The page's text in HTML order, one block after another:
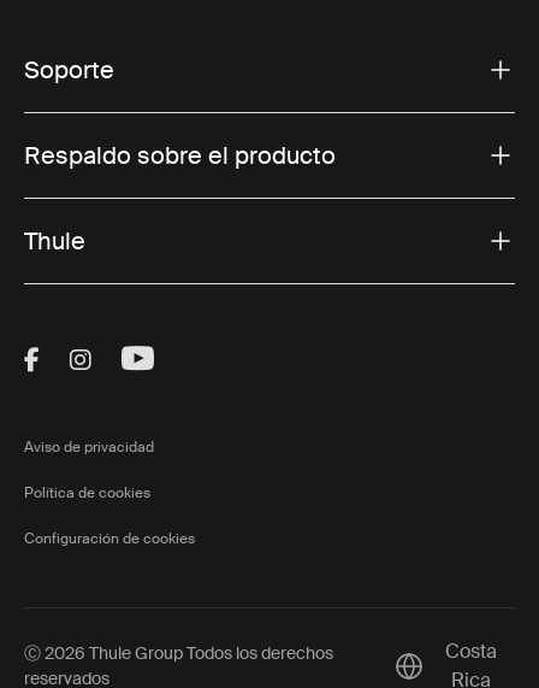
Soporte
Respaldo sobre el producto
Thule
Visit Thule on Facebook (external link)
Visit Thule on Instagram (external link)
Visit Thule on Youtube (external
Aviso de privacidad
Política de cookies
Configuración de cookies
Ⓒ 2026 Thule Group Todos los derechos
reservados
Current
Costa
Rica